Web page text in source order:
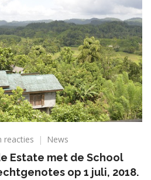
reacties op
bezoekje
aan
News
Estate met de School
op 1 juli, 2018.